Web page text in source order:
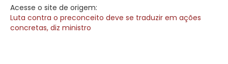
Acesse o site de origem:
Luta contra o preconceito deve se traduzir em ações
concretas, diz ministro